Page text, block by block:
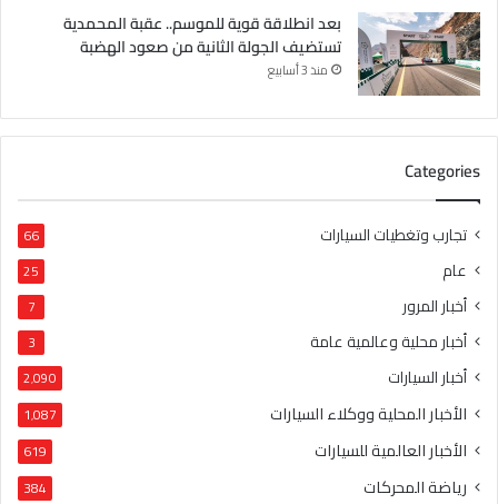
بعد انطلاقة قوية للموسم.. عقبة المحمدية
تستضيف الجولة الثانية من صعود الهضبة
منذ 3 أسابيع
Categories
تجارب وتغطيات السيارات 66
عام 25
أخبار المرور 7
أخبار محلية وعالمية عامة 3
أخبار السيارات 2٬090
الأخبار المحلية ووكلاء السيارات 1٬087
الأخبار العالمية للسيارات 619
رياضة المحركات 384